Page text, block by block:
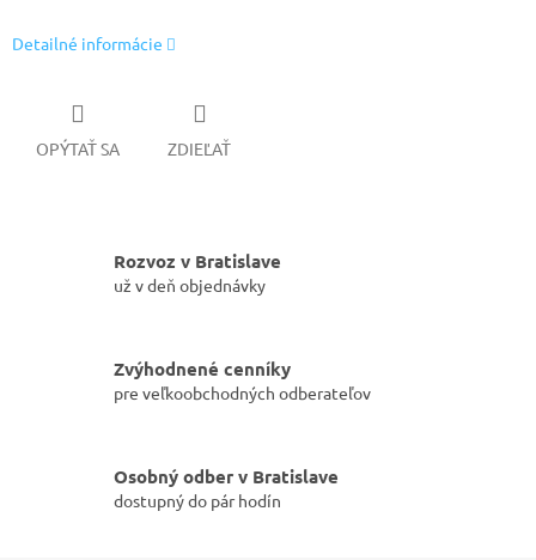
Detailné informácie
OPÝTAŤ SA ZDIEĽAŤ
Rozvoz v Bratislave
už v deň objednávky
Zvýhodnené cenníky
pre veľkoobchodných odberateľov
Osobný odber v Bratislave
dostupný do pár hodín